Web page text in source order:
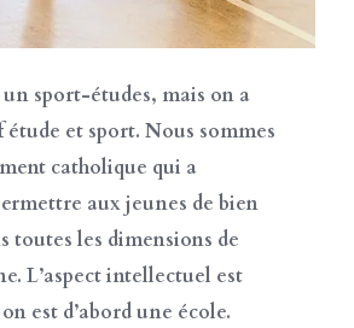
un sport-études, mais on a
et sport. Nous sommes
catholique qui a
aux jeunes de bien
toutes les dimensions de
L’aspect intellectuel est
est d’abord une école.